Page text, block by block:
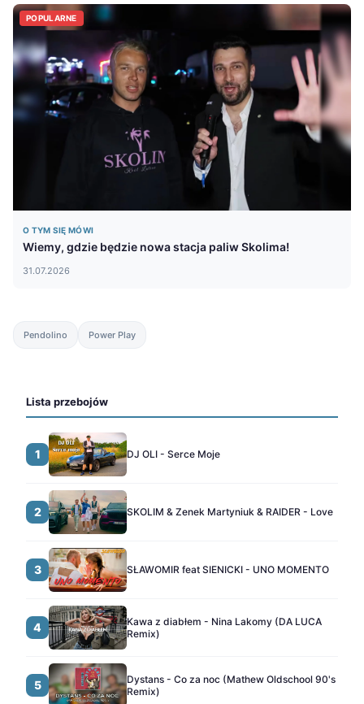
POPULARNE
O TYM SIĘ MÓWI
Wiemy, gdzie będzie nowa stacja paliw Skolima!
31.07.2026
Pendolino Power Play
Lista przebojów
1 DJ OLI - Serce Moje
2 SKOLIM & Zenek Martyniuk & RAIDER - Love
3 SŁAWOMIR feat SIENICKI - UNO MOMENTO
4
Kawa z diabłem - Nina Lakomy (DA LUCA
Remix)
5
Dystans - Co za noc (Mathew Oldschool 90's
Remix)